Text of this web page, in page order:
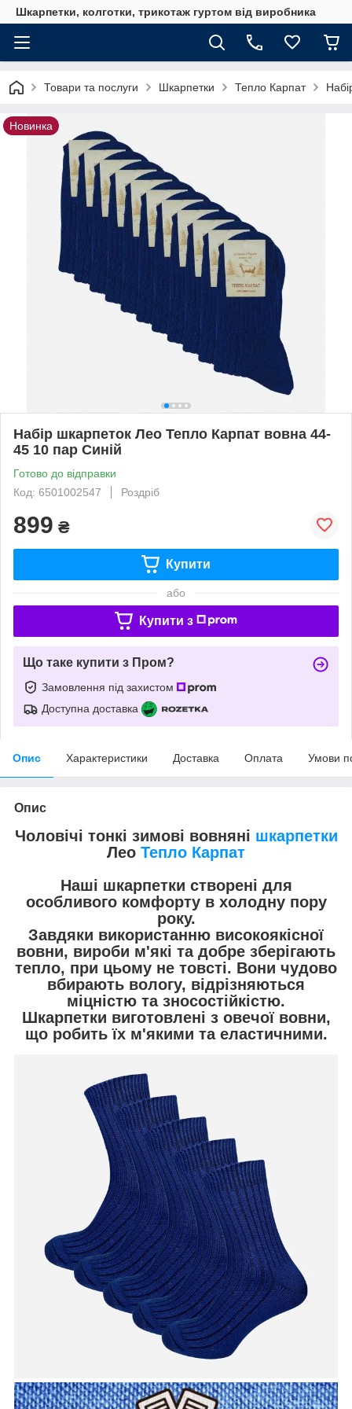
Шкарпетки, колготки, трикотаж гуртом від виробника
Товари та послуги Шкарпетки Тепло Карпат
Новинка
Набір шкарпеток Лео Тепло Карпат вовна 44-
45 10 пар Синій
Готово до відправки
Код: 6501002547
Роздріб
899 ₴
Купити
або
Купити з
Що таке купити з Пром?
Замовлення під захистом
Доступна доставка
Опис Характеристики Доставка Оплата Умови
Опис
Чоловічі тонкі зимові вовняні шкарпетки
Лео Тепло Карпат
Наші шкарпетки створені для
особливого комфорту в холодну пору
року.
Завдяки використанню високоякісної
вовни, вироби м'які та добре зберігають
тепло, при цьому не товсті. Вони чудово
вбирають вологу, відрізняються
міцністю та зносостійкістю.
Шкарпетки виготовлені з овечої вовни,
що робить їх м'якими та еластичними.